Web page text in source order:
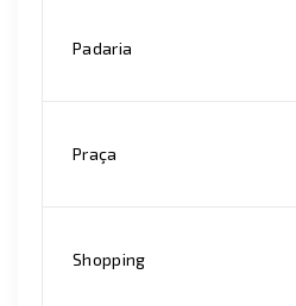
Padaria
Praça
Shopping